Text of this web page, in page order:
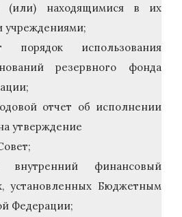
(или) находящимися в их
учреждениями;
порядок использования
резервного фонда
отчет об исполнении
утверждение
внутренний финансовый
установленных Бюджетным
Федерации;